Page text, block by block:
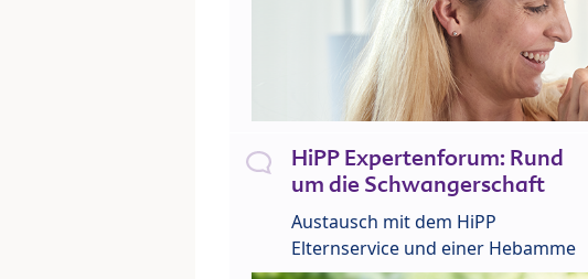
HiPP Expertenforum: Rund
um die Schwangerschaft
Austausch mit dem HiPP
Elternservice und einer Hebamme